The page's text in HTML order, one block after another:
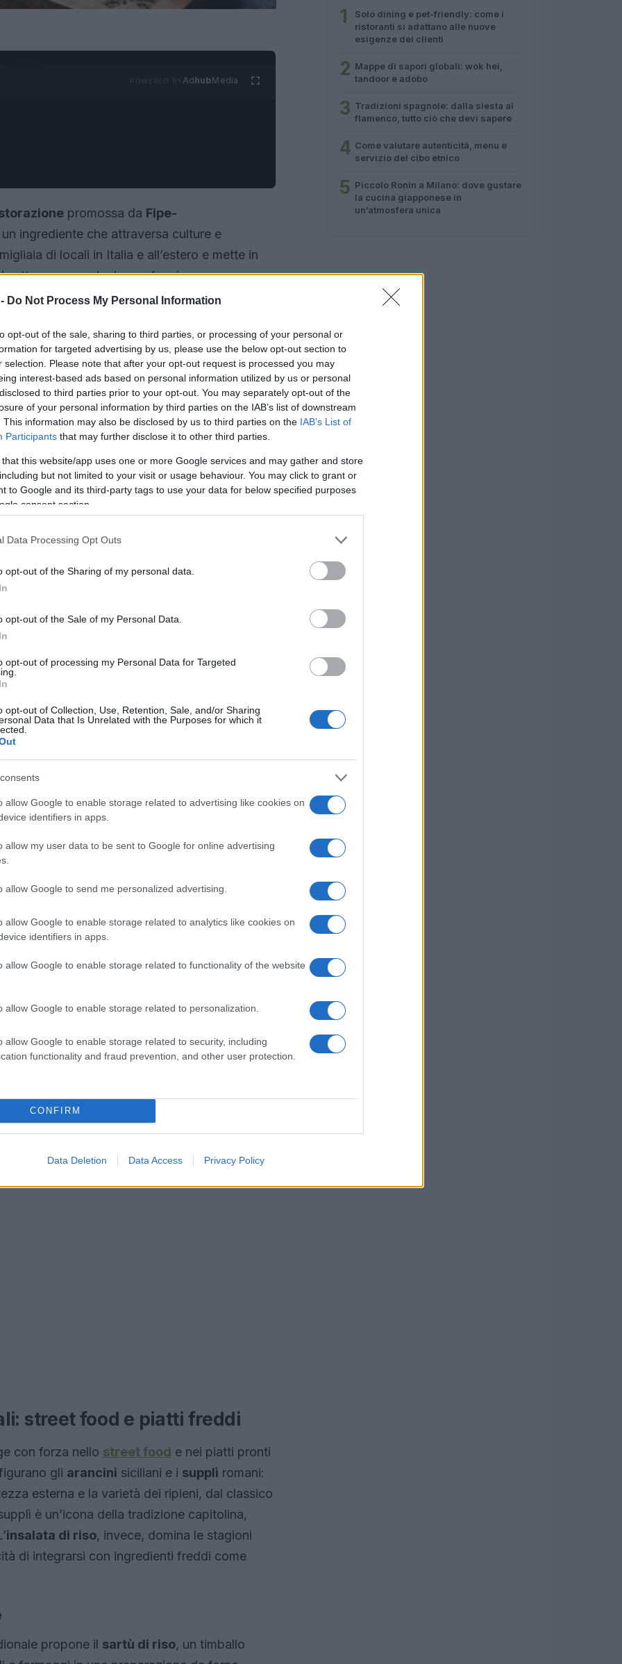
Do Not Process My Personal Information
opt-out of the sale, sharing to third parties, or processing of your personal or
for targeted advertising by us, please use the below opt-out section to
selection. Please note that after your opt-out request is processed you may
interest-based ads based on personal information utilized by us or personal
to third parties prior to your opt-out. You may separately opt-out of the
of your personal information by third parties on the IAB’s list of downstream
This information may also be disclosed by us to third parties on the IAB’s List of
Participants that may further disclose it to other third parties.
that this website/app uses one or more Google services and may gather and store
but not limited to your visit or usage behaviour. You may click to grant or
to Google and its third-party tags to use your data for below specified purposes
consent section.
Data Processing Opt Outs
opt-out of the Sharing of my personal data.
opt-out of the Sale of my Personal Data.
opt-out of processing my Personal Data for Targeted
opt-out of Collection, Use, Retention, Sale, and/or Sharing
Data that Is Unrelated with the Purposes for which it
allow Google to enable storage related to advertising like cookies on
identifiers in apps.
allow my user data to be sent to Google for online advertising
allow Google to send me personalized advertising.
allow Google to enable storage related to analytics like cookies on
identifiers in apps.
allow Google to enable storage related to functionality of the website
allow Google to enable storage related to personalization.
allow Google to enable storage related to security, including
functionality and fraud prevention, and other user protection.
CONFIRM
Data Deletion Data Access Privacy Policy
AdhubMedia
promossa da Fipe-
ingrediente che attraversa culture e
di locali in Italia e all’estero e mette in
settore, ma anche la sua funzione come
In questa cornice ilrisodiventa simbolo di
esigenze contemporanee.
accompagnata da un percorso di oltre 300
proposte di strada e contaminazioni
ilrisosia onnipresente nei menu: può essere
veloci, calde o fredde, tradizionali o
della tavola italiana
i grandi classici del
e ilrisotto alla pescatora. Il primo è
dallo zafferano e per la consistenza data
burro e formaggio per ottenere cremosità.
autunnale e al profilo aromatico del fungo,
marini grazie all’unione di cozze,
convivono nei menu sia delle trattorie
capacità di raccontare territorio e tecnica:
e un biglietto da visita della cucina
stagionatura degli ingredienti e la padronanza
degustazione ilrisotto alla milaneseviene
mentre il
occasioni informali, confermando la capacità
street food e piatti freddi
con forza nello street food e nei piatti pronti
gli arancini siciliani e i supplì romani:
esterna e la varietà dei ripieni, dal classico
è un’icona della tradizione capitolina,
insalata di riso, invece, domina le stagioni
di integrarsi con ingredienti freddi come
propone il sartù di riso, un timballo
1
Solo dining e pet-friendly: come i
ristoranti si adattano alle nuove
esigenze dei clienti
2 Mappe di sapori globali: wok hei,
tandoor e adobo
3 Tradizioni spagnole: dalla siesta al
flamenco, tutto ciò che devi sapere
4 Come valutare autenticità, menu e
servizio del cibo etnico
5 Piccolo Ronin a Milano: dove gustare
la cucina giapponese in
un’atmosfera unica